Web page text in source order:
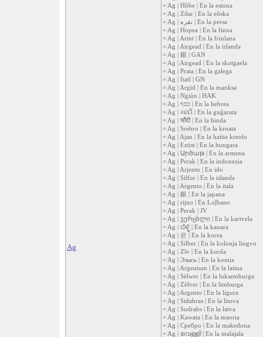
Ag
= Ag | Hõbe | En la estona
= Ag | Zilar | En la eŭska
= Ag | نقره | En la persa
= Ag | Hopea | En la finna
= Ag | Arint | En la friulana
= Ag | Airgead | En la irlanda
= Ag | 銀 | GAN
= Ag | Airgead | En la skotgaela
= Ag | Prata | En la galega
= Ag | Itatĩ | GN
= Ag | Argid | En la manksa
= Ag | Ngiùn | HAK
= Ag | כסף | En la hebrea
= Ag | ચાંદી | En la guĝarata
= Ag | चाँदी | En la hinda
= Ag | Srebro | En la kroata
= Ag | Ajan | En la haitia kreolo
= Ag | Ezüst | En la hungara
= Ag | Արծաթ | En la armena
= Ag | Perak | En la indonezia
= Ag | Arjento | En ido
= Ag | Silfur | En la islanda
= Ag | Argento | En la itala
= Ag | 銀 | En la japana
= Ag | rijno | En Loĵbano
= Ag | Perak | JV
= Ag | ვერცხლი | En la kartvela
= Ag | ಬೆಳ್ಳಿ | En la kanara
= Ag | 은 | En la korea
= Ag | Silber | En la kolonja lingvo
= Ag | Zîv | En la kurda
= Ag | Эзысь | En la komia
= Ag | Argentum | En la latina
= Ag | Sëlwer | En la luksemburga
= Ag | Zèlver | En la limburga
= Ag | Argento | En la ligura
= Ag | Sidabras | En la litova
= Ag | Sudrabs | En la latva
= Ag | Kawata | En la maoria
= Ag | Сребро | En la makedona
= Ag | വെള്ളി | En la malajala